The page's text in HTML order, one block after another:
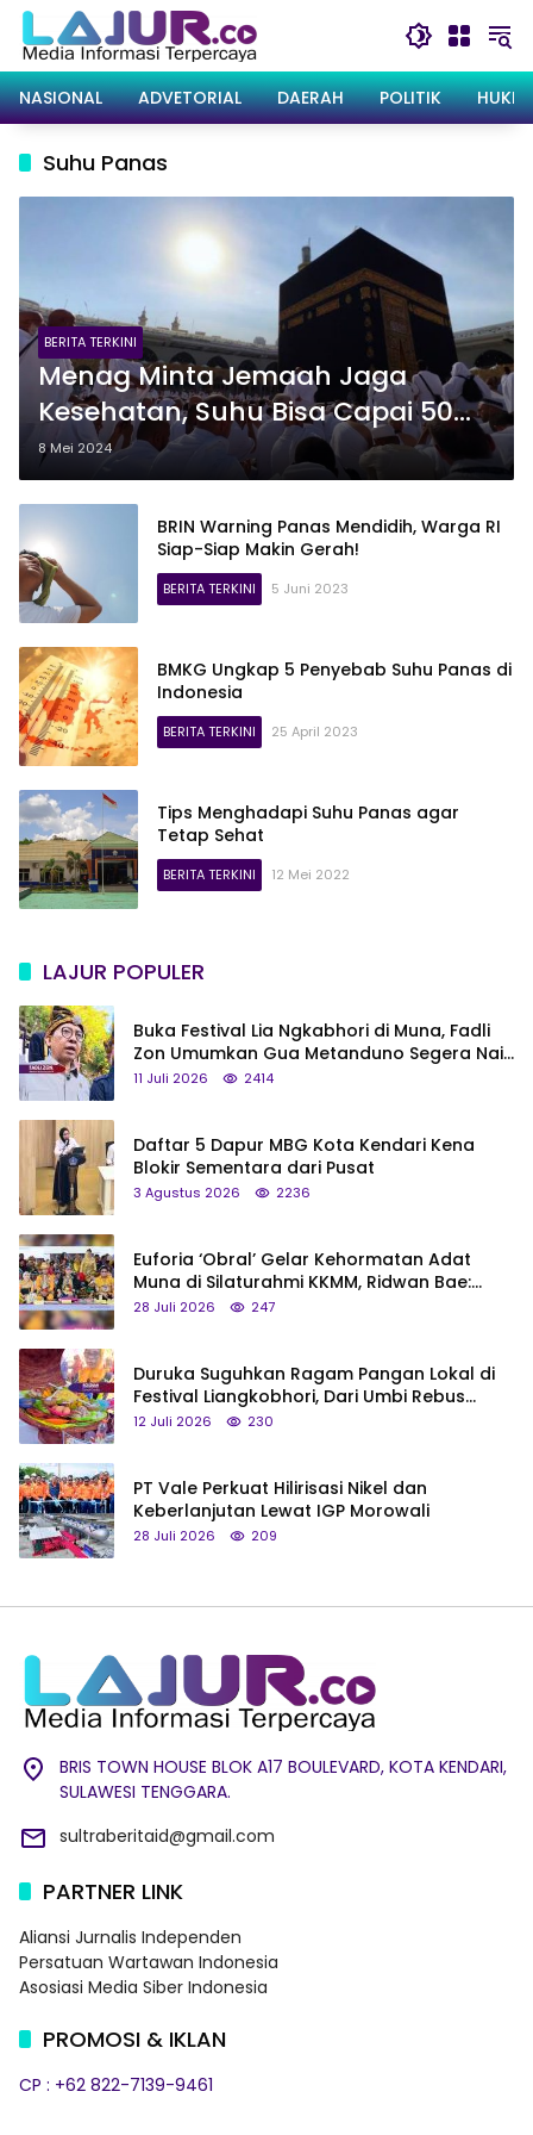
Langsung
konten
NASIONAL
ADVETORIAL DAERAH POLITIK
Suhu Panas
BERITA TERKINI
Menag Minta Jemaah Jaga
Kesehatan, Suhu Bisa Capai 50
Derajat Celsius pada Puncak Haji
8 Mei 2024
BRIN Warning Panas Mendidih, Warga RI
Siap-Siap Makin Gerah!
BERITA TERKINI 5 Juni 2023
BMKG Ungkap 5 Penyebab Suhu Panas di
Indonesia
BERITA TERKINI 25 April 2023
Tips Menghadapi Suhu Panas agar
Tetap Sehat
BERITA TERKINI 12 Mei 2022
LAJUR POPULER
Buka Festival Lia Ngkabhori di Muna, Fadli
Zon Umumkan Gua Metanduno Segera Naik
Status Jadi Cagar Budaya Nasional
11 Juli 2026 2414
Daftar 5 Dapur MBG Kota Kendari Kena
Blokir Sementara dari Pusat
3 Agustus 2026 2236
Euforia ‘Obral’ Gelar Kehormatan Adat
Muna di Silaturahmi KKMM, Ridwan Bae:
Saya Bukan Tipe Begitu, Belum Pantas!
28 Juli 2026 247
Duruka Suguhkan Ragam Pangan Lokal di
Festival Liangkobhori, Dari Umbi Rebus
hingga Tumpeng Beras Muna
12 Juli 2026 230
PT Vale Perkuat Hilirisasi Nikel dan
Keberlanjutan Lewat IGP Morowali
28 Juli 2026 209
BRIS TOWN HOUSE BLOK A17 BOULEVARD, KOTA KENDARI,
SULAWESI TENGGARA.
sultraberitaid@gmail.com
PARTNER LINK
Aliansi Jurnalis Independen
Persatuan Wartawan Indonesia
Asosiasi Media Siber Indonesia
PROMOSI & IKLAN
CP : +62 822-7139-9461